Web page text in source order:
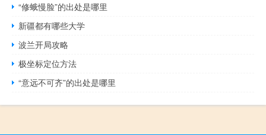
“修蛾慢脸”的出处是哪里
新疆都有哪些大学
波兰开局攻略
极坐标定位方法
“意远不可齐”的出处是哪里